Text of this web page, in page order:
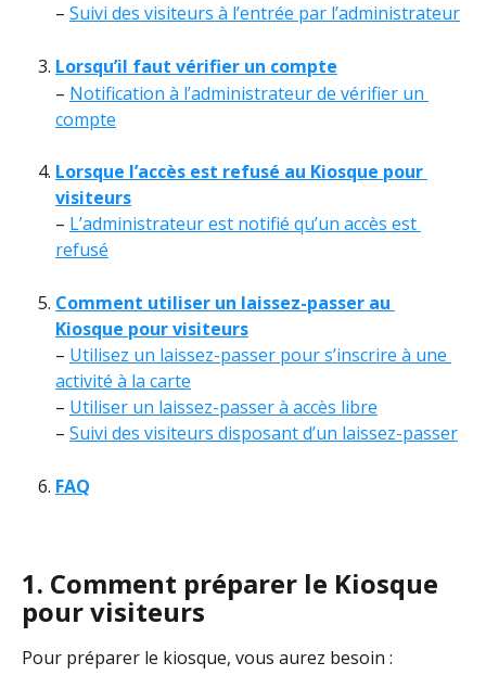
– Suivi des visiteurs à l’entrée par l’administrateur
Lorsqu’il faut vérifier un compte
– Notification à l’administrateur de vérifier un
compte
Lorsque l’accès est refusé au Kiosque pour
visiteurs
– L’administrateur est notifié qu’un accès est
refusé
Comment utiliser un laissez-passer au
Kiosque pour visiteurs
– Utilisez un laissez-passer pour s’inscrire à une
activité à la carte
– Utiliser un laissez-passer à accès libre
– Suivi des visiteurs disposant d’un laissez-passer
FAQ
1. Comment préparer le Kiosque
pour visiteurs
Pour préparer le kiosque, vous aurez besoin :